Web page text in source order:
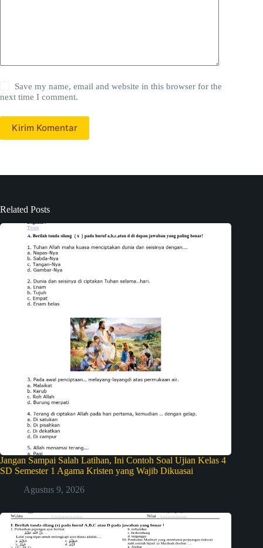
Save my name, email and website in this browser for the
next time I comment.
Kirim Komentar
Related Posts
Jangan Sampai Salah Latihan, Ini Contoh Soal Ujian Kelas 4
SD Semester 1 Agama Kristen yang Wajib Dikuasai
Agustus 9, 2026